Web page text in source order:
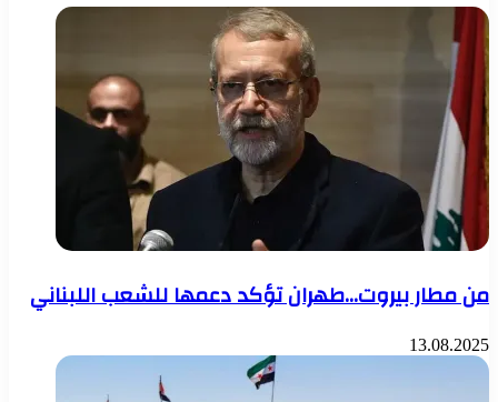
من مطار بيروت…طهران تؤكد دعمها للشعب اللبناني
13.08.2025